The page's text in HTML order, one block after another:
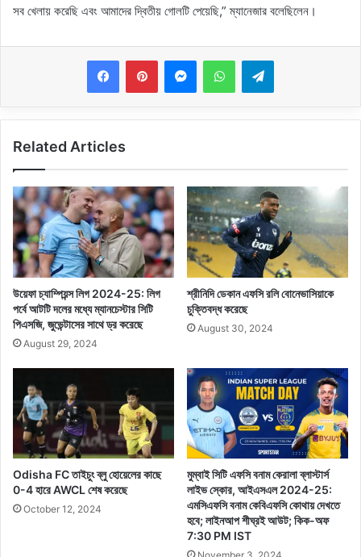
সব খেলায় করেছি এবং আমাদের দ্বিতীয় গোলটি পেয়েছি,” ম্যানেজার বলেছিলেন।
MessengerWhatsAppTelegram
Related Articles
উয়েফা চ্যাম্পিয়ন্স লিগ 2024-25: লিগ
পর্বে আটটি দলের মধ্যে ম্যানচেস্টার সিটি
পিএসজি, জুভেন্টাসের সাথে ড্র করেছে
August 29, 2024
শ্রীনিদি ডেকান এফসি রলি বোনেভাসিয়াকে
চুক্তিবদ্ধ করেছে
August 30, 2024
Odisha FC তাইচুং ব্লু হোয়েলের কাছে
0-4 হারে AWCL শেষ করেছে
October 12, 2024
মুম্বাই সিটি এফসি বনাম কেরালা ব্লাস্টার্স
লাইভ স্কোর, আইএসএল 2024-25:
এমসিএফসি বনাম কেবিএফসি কোথায় দেখতে
হবে; লাইনআপ শীঘ্রই আউট; কিক-অফ
7:30 PM IST